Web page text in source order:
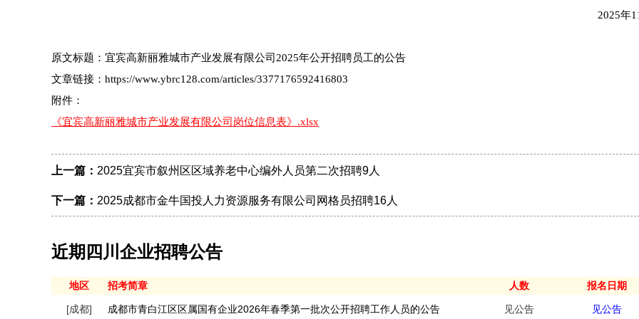
2025年
原文标题：宜宾高新丽雅城市产业发展有限公司2025年公开招聘员工的公告
文章链接：https://www.ybrc128.com/articles/3377176592416803
附件：
《宜宾高新丽雅城市产业发展有限公司岗位信息表》.xlsx
上一篇： 2025宜宾市叙州区区域养老中心编外人员第二次招聘9人
下一篇： 2025成都市金牛国投人力资源服务有限公司网格员招聘16人
近期四川企业招聘公告
地区 招考简章 人数 报名日期
[成都] 成都市青白江区区属国有企业2026年春季第一批次公开招聘工作人员的公告 见公告 见公告